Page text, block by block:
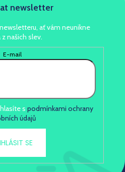
newsletter
ať vám neunikne
z našich slev.
E-mail
s podmínkami ochrany
údajů
SE